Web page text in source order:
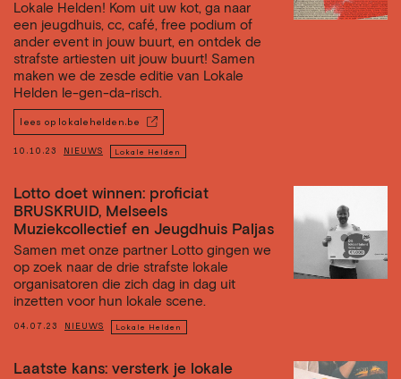
Lokale Helden! Kom uit uw kot, ga naar
een jeugdhuis, cc, café, free podium of
ander event in jouw buurt, en ontdek de
strafste artiesten uit jouw buurt! Samen
maken we de zesde editie van Lokale
Helden le-gen-da-risch.
lees op lokalehelden.be
10.10.23 NIEUWS Lokale Helden
Lotto doet winnen: proficiat
BRUSKRUID, Melseels
Muziekcollectief en Jeugdhuis Paljas
Samen met onze partner Lotto gingen we
op zoek naar de drie strafste lokale
organisatoren die zich dag in dag uit
inzetten voor hun lokale scene.
04.07.23 NIEUWS Lokale Helden
Laatste kans: versterk je lokale